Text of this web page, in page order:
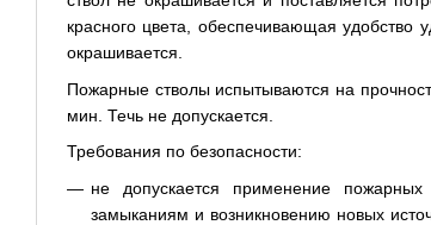
красного цвета, обеспечивающая удобство
окрашивается.
Пожарные стволы испытываются на
мин. Течь не допускается.
Требования по безопасности:
не допускается применение
замыканиям и возникновению новых